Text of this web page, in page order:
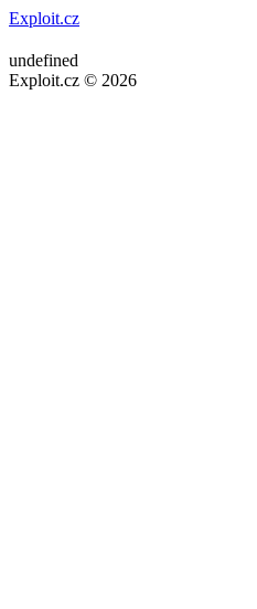
Exploit.cz
undefined
Exploit.cz © 2026